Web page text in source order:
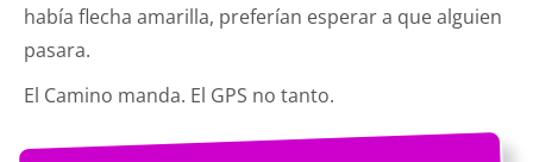
había flecha amarilla, preferían esperar a que alguien
pasara.
El Camino manda. El GPS no tanto.